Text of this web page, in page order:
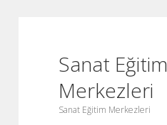
Sanat Eğitim
Merkezleri
Sanat Eğitim Merkezleri